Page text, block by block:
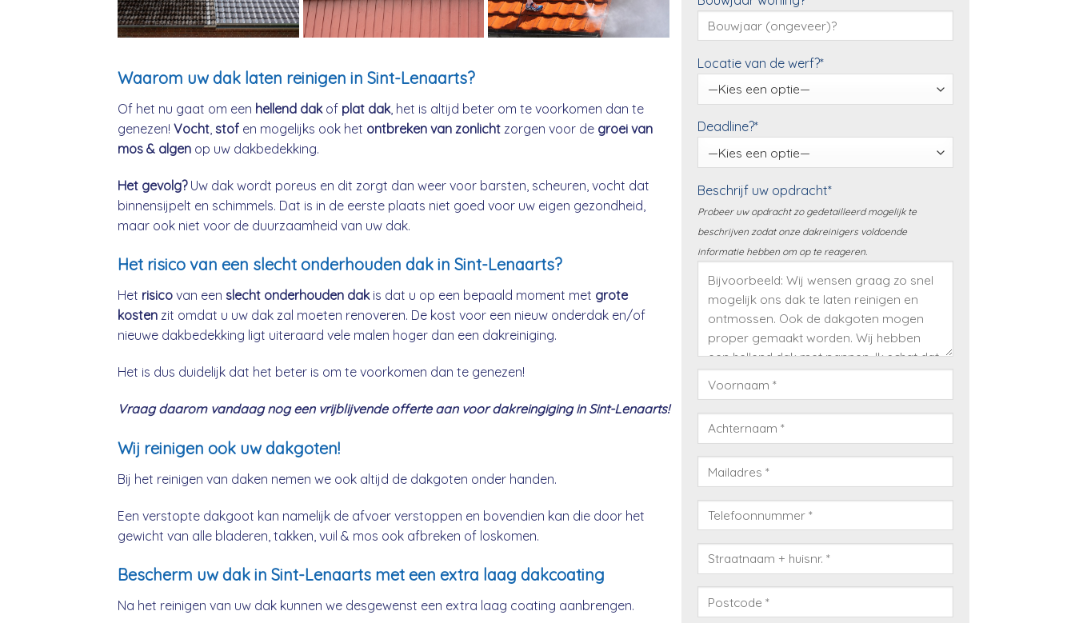
Waarom uw dak laten reinigen in Sint-Lenaarts?
Of het nu gaat om een hellend dakof plat dak, het is altijd beter om te voorkomen dan te
genezen! Vocht stof en mogelijks ook het ontbreken van zonlicht zorgen voor de groei van
mos & algen op uw dakbedekking.
Het gevolg?Uw dak wordt poreus en dit zorgt dan weer voor barsten, scheuren, vocht dat
binnensijpelt en schimmels. Dat is in de eerste plaats niet goed voor uw eigen gezondheid,
maar ook niet voor de duurzaamheid van uw dak.
Het risico van een slecht onderhouden dak in Sint-Lenaarts?
Het risico van een slecht onderhouden dakis dat u op een bepaald moment met grote
kosten zit omdat u uw dak zal moeten renoveren. De kost voor een nieuw onderdak en/of
nieuwe dakbedekking ligt uiteraard vele malen hoger dan een dakreiniging.
Het is dus duidelijk dat het beter is om te voorkomen dan te genezen!
Vraag daarom vandaag nog een vrijblijvende offerte aan voor dakreingiging in Sint-Lenaarts!
Wij reinigen ook uw dakgoten!
Bij het reinigen van daken nemen we ook altijd de dakgoten onder handen.
Een verstopte dakgoot kan namelijk de afvoer verstoppen en bovendien kan die door het
gewicht van alle bladeren, takken, vuil & mos ook afbreken of loskomen.
Bescherm uw dak in Sint-Lenaarts met een extra laag dakcoating
Na het reinigen van uw dak kunnen we desgewenst een extra laag coating aanbrengen.
Locatie van de werf?*
Deadline?*
Beschrijf uw opdracht*
Probeer uw opdracht zo gedetailleerd mogelijk te
beschrijven zodat onze dakreinigers voldoende
informatie hebben om op te reageren.